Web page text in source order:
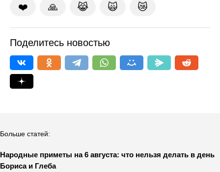
❤️ 🙏 😹 🙀 😿
Поделитесь новостью
Больше статей:
Народные приметы на 6 августа: что нельзя делать в день
Бориса и Глеба